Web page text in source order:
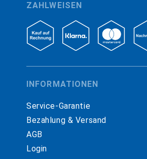
ZAHLWEISEN
INFORMATIONEN
Service-Garantie
Bezahlung & Versand
AGB
Login